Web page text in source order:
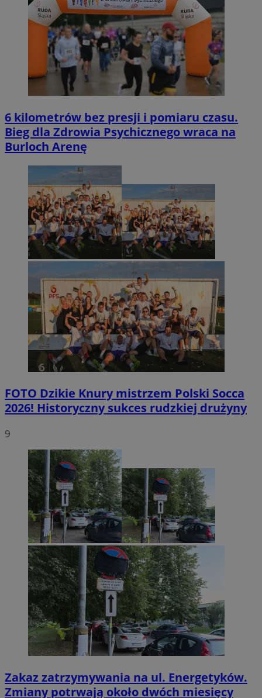
6 kilometrów bez presji i pomiaru czasu.
Bieg dla Zdrowia Psychicznego wraca na
Burloch Arenę
FOTO Dzikie Knury mistrzem Polski Socca
2026! Historyczny sukces rudzkiej drużyny
9
Zakaz zatrzymywania na ul. Energetyków.
Zmiany potrwają około dwóch miesięcy